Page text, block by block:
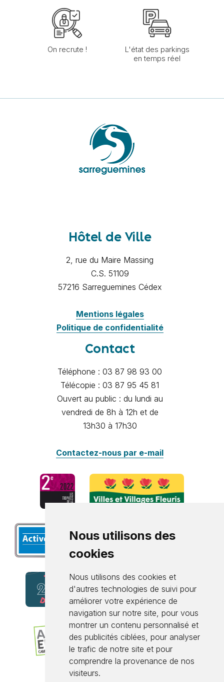
Nous utilisons des
cookies
Nous utilisons des cookies et
d'autres technologies de suivi pour
améliorer votre expérience de
navigation sur notre site, pour vous
montrer un contenu personnalisé et
des publicités ciblées, pour analyser
le trafic de notre site et pour
comprendre la provenance de nos
visiteurs.
On recrute !
L'état des parkings
en temps réel
Hôtel de Ville
2, rue du Maire Massing
C.S. 51109
57216 Sarreguemines Cédex
Mentions légales
Politique de confidentialité
Contact
Téléphone : 03 87 98 93 00
Télécopie : 03 87 95 45 81
Ouvert au public : du lundi au
vendredi de 8h à 12h et de
13h30 à 17h30
Contactez-nous par e-mail